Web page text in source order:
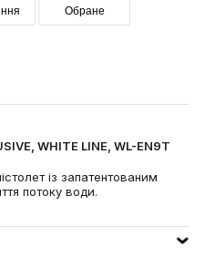
Обране
WHITE LINE, WL-EN9T
із запатентованим
потоку води.